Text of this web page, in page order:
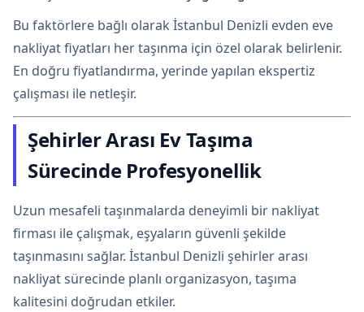
Bu faktörlere bağlı olarak İstanbul Denizli evden eve
nakliyat fiyatları her taşınma için özel olarak belirlenir.
En doğru fiyatlandırma, yerinde yapılan ekspertiz
çalışması ile netleşir.
Şehirler Arası Ev Taşıma
Sürecinde Profesyonellik
Uzun mesafeli taşınmalarda deneyimli bir nakliyat
firması ile çalışmak, eşyaların güvenli şekilde
taşınmasını sağlar. İstanbul Denizli şehirler arası
nakliyat sürecinde planlı organizasyon, taşıma
kalitesini doğrudan etkiler.